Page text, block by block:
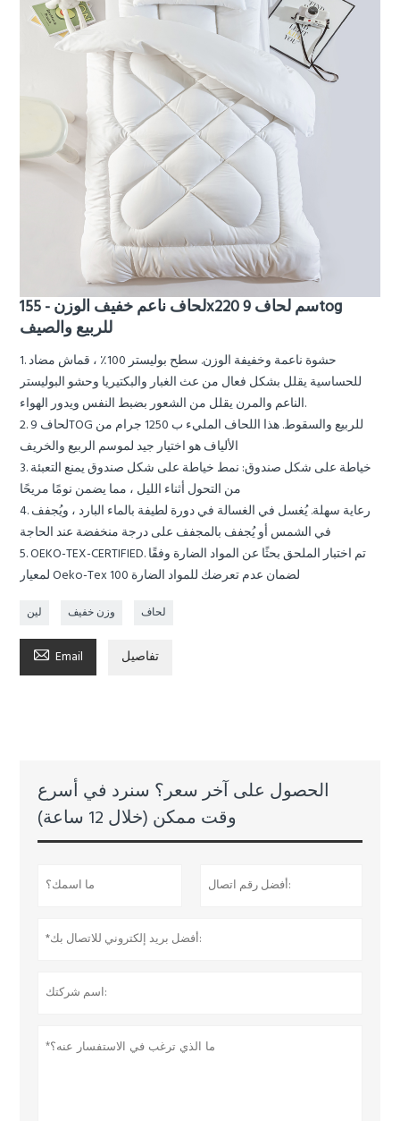
لحاف ناعم خفيف الوزن - 155x220 سم لحاف 9tog
للربيع والصيف
1. حشوة ناعمة وخفيفة الوزن. سطح بوليستر 100٪ ، قماش مضاد
للحساسية يقلل بشكل فعال من عث الغبار والبكتيريا وحشو البوليستر
الناعم والمرن يقلل من الشعور بضبط النفس ويدور الهواء.
2. لحاف 9TOG للربيع والسقوط. هذا اللحاف المليء ب 1250 جرام من
الألياف هو اختيار جيد لموسم الربيع والخريف
3. خياطة على شكل صندوق: نمط خياطة على شكل صندوق يمنع التعبئة
من التحول أثناء الليل ، مما يضمن نومًا مريحًا
4. رعاية سهلة. يُغسل في الغسالة في دورة لطيفة بالماء البارد ، ويُجفف
في الشمس أو يُجفف بالمجفف على درجة منخفضة عند الحاجة
5. OEKO-TEX-CERTIFIED. تم اختبار الملحق بحثًا عن المواد الضارة وفقًا
لمعيار Oeko-Tex 100 لضمان عدم تعرضك للمواد الضارة
لين وزن خفيف لحاف
 Email تفاصيل
الحصول على آخر سعر؟ سنرد في أسرع
وقت ممكن (خلال 12 ساعة)